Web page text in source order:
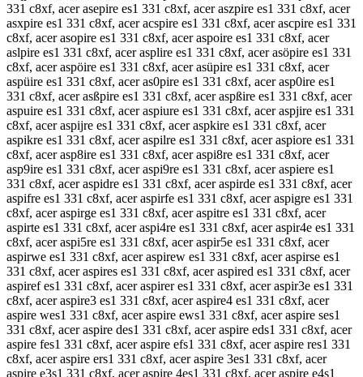
331 c8xf, acer asepire es1 331 c8xf, acer aszpire es1 331 c8xf, acer
asxpire es1 331 c8xf, acer acspire es1 331 c8xf, acer ascpire es1 331
c8xf, acer asopire es1 331 c8xf, acer aspoire es1 331 c8xf, acer
aslpire es1 331 c8xf, acer asplire es1 331 c8xf, acer asöpire es1 331
c8xf, acer aspöire es1 331 c8xf, acer asüpire es1 331 c8xf, acer
aspüire es1 331 c8xf, acer as0pire es1 331 c8xf, acer asp0ire es1
331 c8xf, acer asßpire es1 331 c8xf, acer aspßire es1 331 c8xf, acer
aspuire es1 331 c8xf, acer aspiure es1 331 c8xf, acer aspjire es1 331
c8xf, acer aspijre es1 331 c8xf, acer aspkire es1 331 c8xf, acer
aspikre es1 331 c8xf, acer aspilre es1 331 c8xf, acer aspiore es1 331
c8xf, acer asp8ire es1 331 c8xf, acer aspi8re es1 331 c8xf, acer
asp9ire es1 331 c8xf, acer aspi9re es1 331 c8xf, acer aspiere es1
331 c8xf, acer aspidre es1 331 c8xf, acer aspirde es1 331 c8xf, acer
aspifre es1 331 c8xf, acer aspirfe es1 331 c8xf, acer aspigre es1 331
c8xf, acer aspirge es1 331 c8xf, acer aspitre es1 331 c8xf, acer
aspirte es1 331 c8xf, acer aspi4re es1 331 c8xf, acer aspir4e es1 331
c8xf, acer aspi5re es1 331 c8xf, acer aspir5e es1 331 c8xf, acer
aspirwe es1 331 c8xf, acer aspirew es1 331 c8xf, acer aspirse es1
331 c8xf, acer aspires es1 331 c8xf, acer aspired es1 331 c8xf, acer
aspiref es1 331 c8xf, acer aspirer es1 331 c8xf, acer aspir3e es1 331
c8xf, acer aspire3 es1 331 c8xf, acer aspire4 es1 331 c8xf, acer
aspire wes1 331 c8xf, acer aspire ews1 331 c8xf, acer aspire ses1
331 c8xf, acer aspire des1 331 c8xf, acer aspire eds1 331 c8xf, acer
aspire fes1 331 c8xf, acer aspire efs1 331 c8xf, acer aspire res1 331
c8xf, acer aspire ers1 331 c8xf, acer aspire 3es1 331 c8xf, acer
aspire e3s1 331 c8xf, acer aspire 4es1 331 c8xf, acer aspire e4s1